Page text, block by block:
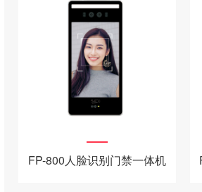
FP-800人脸识别门禁一体机